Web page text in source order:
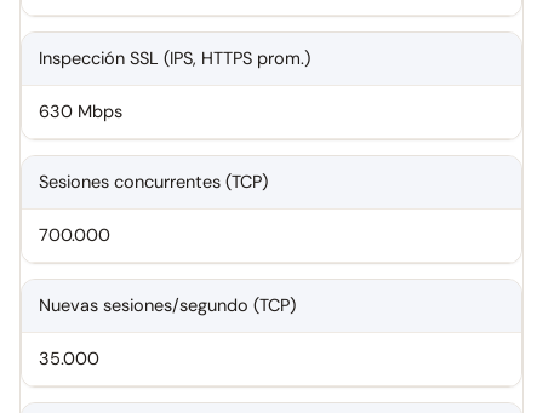
Inspección SSL (IPS, HTTPS prom.)
630 Mbps
Sesiones concurrentes (TCP)
700.000
Nuevas sesiones/segundo (TCP)
35.000